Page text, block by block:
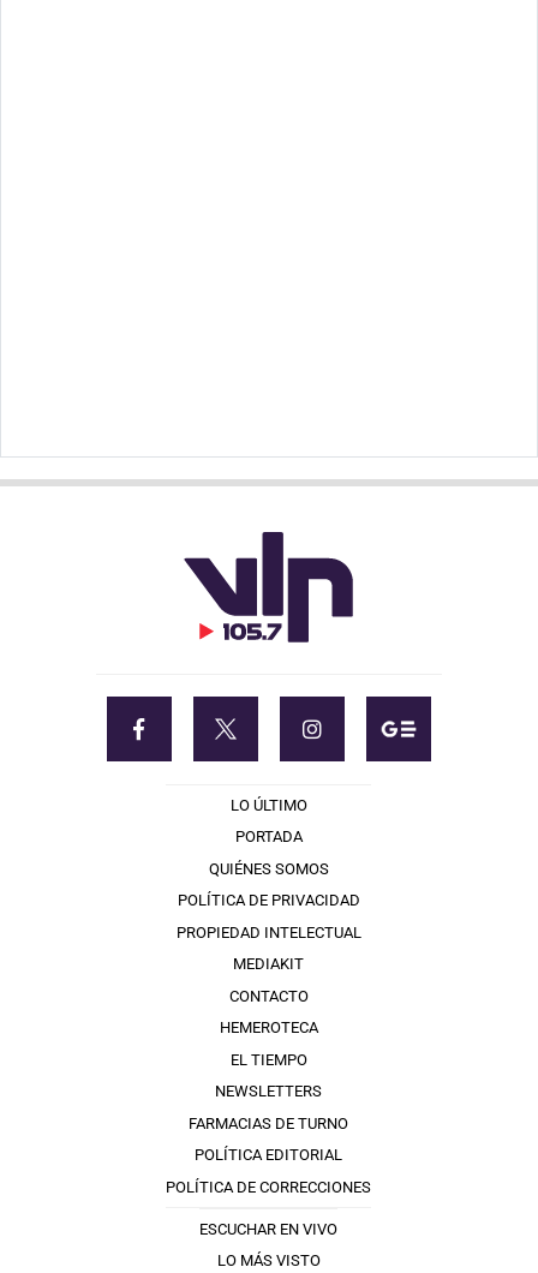
LO ÚLTIMO
PORTADA
QUIÉNES SOMOS
POLÍTICA DE PRIVACIDAD
PROPIEDAD INTELECTUAL
MEDIAKIT
CONTACTO
HEMEROTECA
EL TIEMPO
NEWSLETTERS
FARMACIAS DE TURNO
POLÍTICA EDITORIAL
POLÍTICA DE CORRECCIONES
ESCUCHAR EN VIVO
LO MÁS VISTO